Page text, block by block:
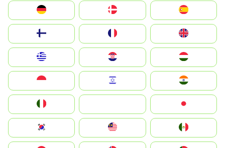
Deutschland
United Kingdom
Magyarország
South Korea